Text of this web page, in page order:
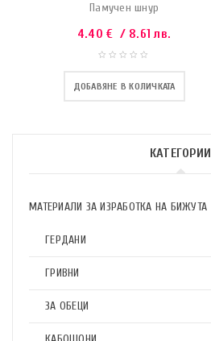
КАТЕГОРИИ
МАТЕРИАЛИ ЗА ИЗРАБОТКА НА БИЖУТА
ГЕРДАНИ
ГРИВНИ
ЗА ОБЕЦИ
Памучен шнур
4.40€ / 8.61 лв.
ДОБАВЯНЕ В КОЛИЧКАТА